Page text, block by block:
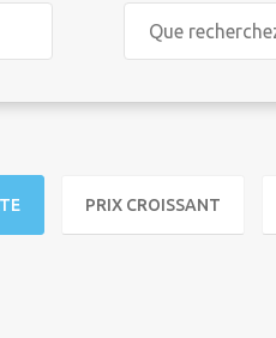
PRIX CROISSANT